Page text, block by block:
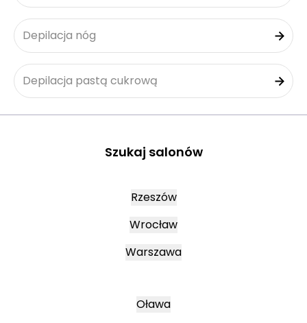
Depilacja nóg
Depilacja pastą cukrową
Szukaj salonów
Rzeszów
Wrocław
Warszawa
Oława